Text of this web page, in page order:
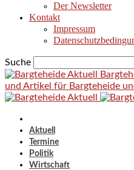
Der Newsletter
Kontakt
Impressum
Suche
und Artikel für Bargteheide
Aktuell
Termine
Politik
Wirtschaft